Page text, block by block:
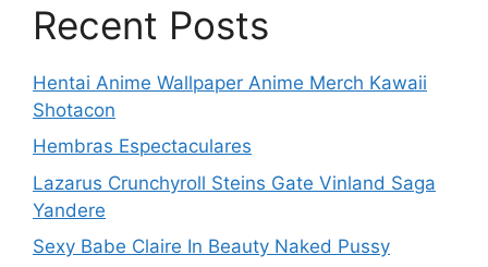
Recent Posts
Hentai Anime Wallpaper Anime Merch Kawaii
Shotacon
Hembras Espectaculares
Lazarus Crunchyroll Steins Gate Vinland Saga
Yandere
Sexy Babe Claire In Beauty Naked Pussy